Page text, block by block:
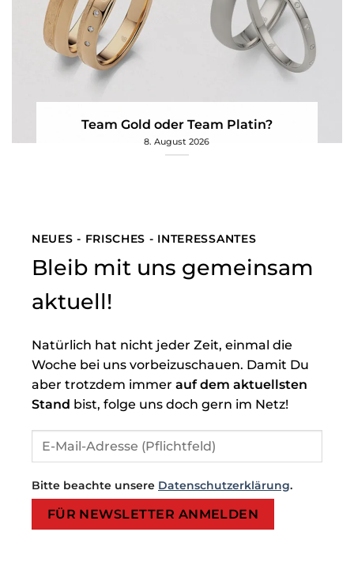
Team Gold oder Team Platin?
8. August 2026
NEUES - FRISCHES - INTERESSANTES
Bleib mit uns gemeinsam
aktuell!
Natürlich hat nicht jeder Zeit, einmal die
Woche bei uns vorbeizuschauen. Damit Du
aber trotzdem immer auf dem aktuellsten
Stand bist, folge uns doch gern im Netz!
Bitte beachte unsere Datenschutzerklärung.
Bitte lasse dieses Feld leer.
Bitte lasse dieses Feld leer.